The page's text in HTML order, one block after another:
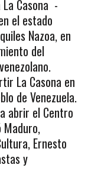
Casona -
el estado
Nazoa, en
del
La Casona en
de Venezuela.
abrir el Centro
Maduro,
Ernesto
y